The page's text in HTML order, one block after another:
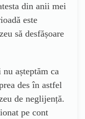
din anii mei
este
să desfășoare
așteptăm ca
des în astfel
de neglijență.
pe cont